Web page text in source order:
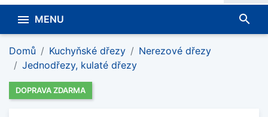
 MENU search
Domů Kuchyňské dřezy
Nerezové dřezy
Jednodřezy, kulaté dřezy
DOPRAVA ZDARMA